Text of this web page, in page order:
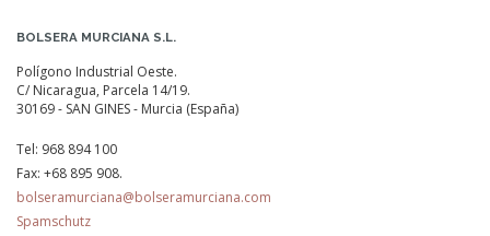
BOLSERA MURCIANA S.L.
Polígono Industrial Oeste.
C/ Nicaragua, Parcela 14/19.
30169 - SAN GINES - Murcia (España)
Tel: 968 894 100
Fax: +68 895 908.
bolseramurciana@bolseramurciana.com
Spamschutz